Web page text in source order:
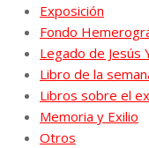
Exposición
Fondo
Legado de Jesús
Libro de la
Libros sobre el
Memoria y Exilio
Otros